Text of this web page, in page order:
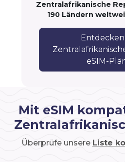
Zentralafrikanische
190 Ländern
Entdecken
eSIM-
Mit eSIM
Überprüfe unsere Liste